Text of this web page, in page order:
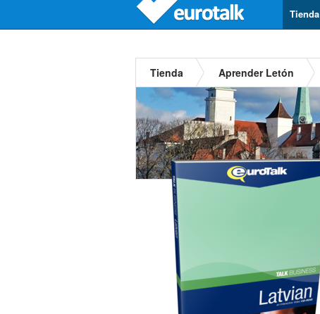
Tienda
Tienda Aprender Letón